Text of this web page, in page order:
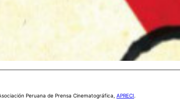
Peruana de Prensa Cinematográfica, APRECI.